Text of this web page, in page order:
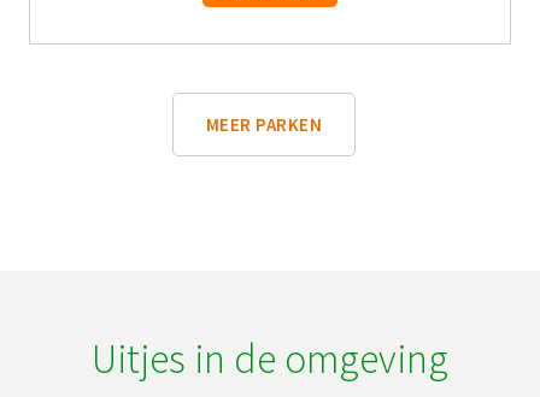
MEER PARKEN
Uitjes in de omgeving